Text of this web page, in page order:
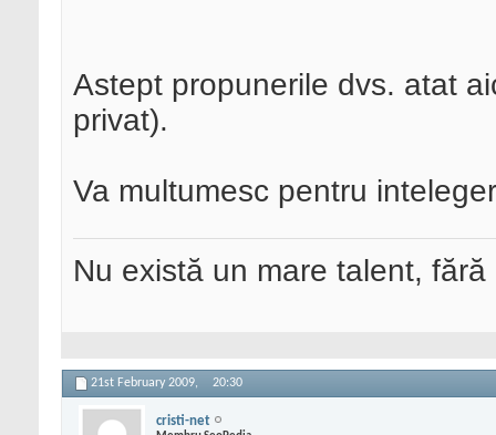
Astept propunerile dvs. atat
privat).
Va multumesc pentru
Nu există un mare talent,
21st February 2009, 20:30
cristi-net